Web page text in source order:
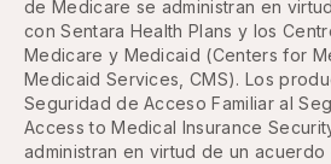
de Medicare se administran en
con Sentara Health Plans y los
Medicare y Medicaid (Centers for
Medicaid Services, CMS). Los
Seguridad de Acceso Familiar al
Access to Medical Insurance
administran en virtud de un acuerdo